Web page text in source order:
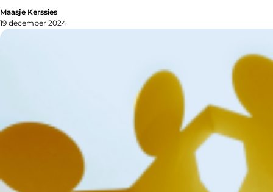
Maasje Kerssies
19 december 2024